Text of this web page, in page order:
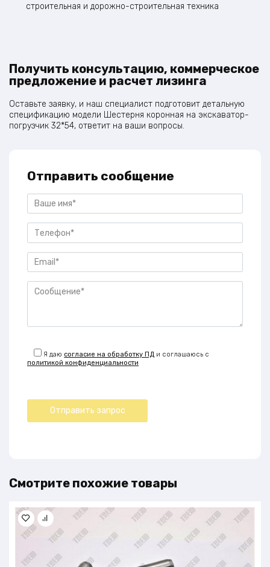
строительная и дорожно-строительная техника
Получить консультацию, коммерческое
предложение и расчет лизинга
Оставьте заявку, и наш специалист подготовит детальную
спецификацию модели Шестерня коронная на экскаватор-
погрузчик 32*54, ответит на ваши вопросы.
Отправить сообщение
Я даюсогласие на обработку ПД и соглашаюсь с
политикой конфиденциальности
Смотрите похожие товары